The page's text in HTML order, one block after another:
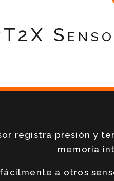
registra presión y
memoria
a otros